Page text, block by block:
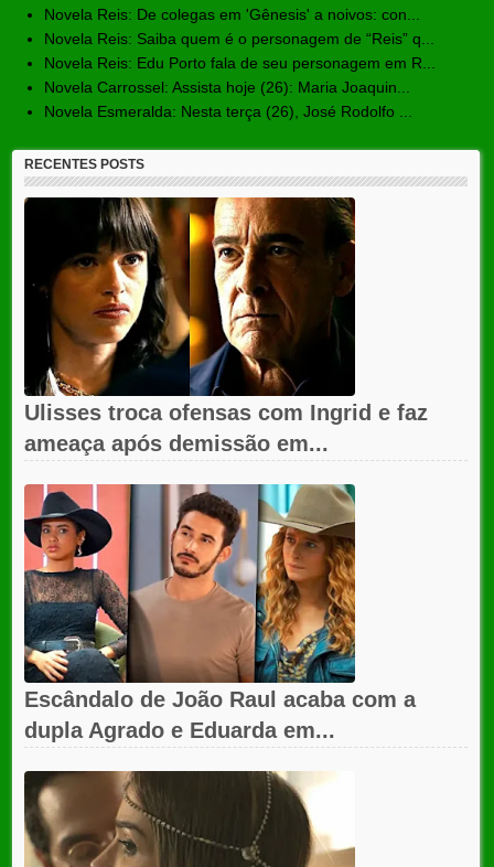
Novela Reis: De colegas em 'Gênesis' a noivos: con...
Novela Reis: Saiba quem é o personagem de “Reis” q...
Novela Reis: Edu Porto fala de seu personagem em R...
Novela Carrossel: Assista hoje (26): Maria Joaquin...
Novela Esmeralda: Nesta terça (26), José Rodolfo ...
RECENTES POSTS
Ulisses troca ofensas com Ingrid e faz
ameaça após demissão em...
Escândalo de João Raul acaba com a
dupla Agrado e Eduarda em...